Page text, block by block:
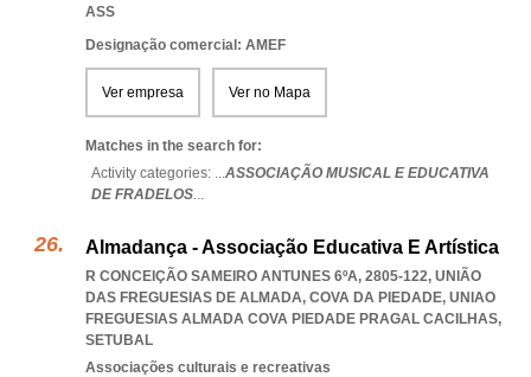
ASS
Designação comercial: AMEF
Ver empresa Ver no Mapa
Matches in the search for:
Activity categories: ...ASSOCIAÇÃO MUSICAL E EDUCATIVA
DE FRADELOS...
Almadança - Associação Educativa E Artística
R CONCEIÇÃO SAMEIRO ANTUNES 6ºA, 2805-122, UNIÃO
DAS FREGUESIAS DE ALMADA, COVA DA PIEDADE, UNIAO
FREGUESIAS ALMADA COVA PIEDADE PRAGAL CACILHAS,
SETUBAL
Associações culturais e recreativas